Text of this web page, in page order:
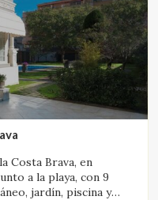
Costa Brava, en
a la playa, con 9
jardín, piscina y